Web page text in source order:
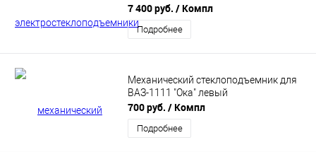
7 400 руб. / Компл
Подробнее
Механический стеклоподъемник для
ВАЗ-1111 "Ока" левый
700 руб. / Компл
Подробнее